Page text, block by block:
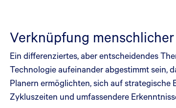
Verknüpfung
Ein differenziertes, aber entscheidendes
Technologie aufeinander abgestimmt sein,
Planern ermöglichten, sich auf
Zykluszeiten und umfassendere